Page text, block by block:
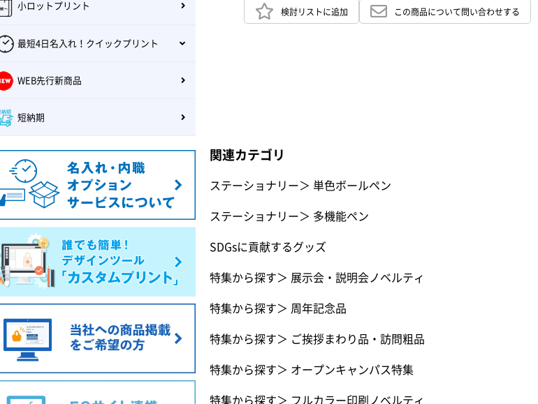
検討リストに追加 この商品について問い合わせする
関連カテゴリ
ステーショナリー＞ 単色ボールペン
ステーショナリー＞ 多機能ペン
SDGsに貢献するグッズ
特集から探す＞ 展示会・説明会ノベルティ
特集から探す＞ 周年記念品
特集から探す＞ ご挨拶まわり品・訪問粗品
特集から探す＞ オープンキャンパス特集
特集から探す＞ フルカラー印刷ノベルティ
小ロットプリント
最短4日名入れ！クイックプリント
WEB先行新商品
短納期